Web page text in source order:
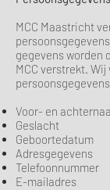
MCC Maastricht
gegevens worden
MCC verstrekt.
Voor- en
Geslacht
Geboortedatum
Adresgegevens
Telefoonnummer
E-mailadres